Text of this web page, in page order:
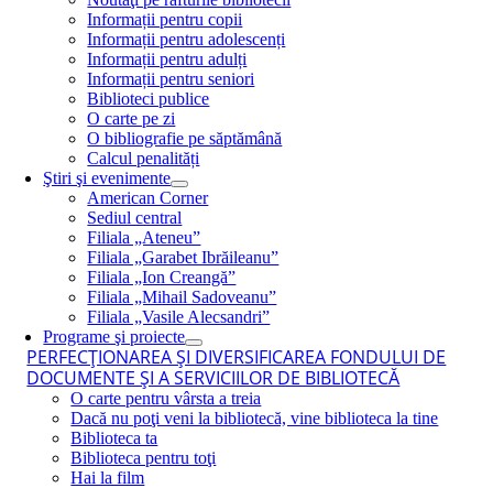
Informații pentru copii
Informații pentru adolescenți
Informații pentru adulți
Informații pentru seniori
Biblioteci publice
O carte pe zi
O bibliografie pe săptămână
Calcul penalități
Ştiri şi evenimente
American Corner
Sediul central
Filiala „Ateneu”
Filiala „Garabet Ibrăileanu”
Filiala „Ion Creangă”
Filiala „Mihail Sadoveanu”
Filiala „Vasile Alecsandri”
Programe şi proiecte
PERFECŢIONAREA ŞI DIVERSIFICAREA FONDULUI DE
DOCUMENTE ŞI A SERVICIILOR DE BIBLIOTECĂ
O carte pentru vârsta a treia
Dacă nu poţi veni la bibliotecă, vine biblioteca la tine
Biblioteca ta
Biblioteca pentru toţi
Hai la film